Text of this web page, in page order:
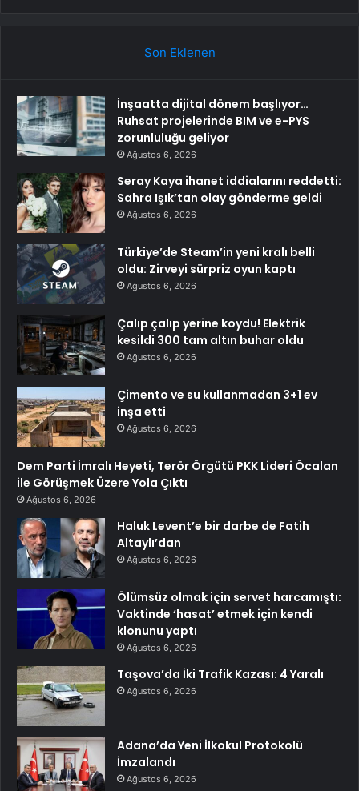
Son Eklenen
İnşaatta dijital dönem başlıyor…
Ruhsat projelerinde BIM ve e-PYS
zorunluluğu geliyor
Ağustos 6, 2026
Seray Kaya ihanet iddialarını reddetti:
Sahra Işık’tan olay gönderme geldi
Ağustos 6, 2026
Türkiye’de Steam’in yeni kralı belli
oldu: Zirveyi sürpriz oyun kaptı
Ağustos 6, 2026
Çalıp çalıp yerine koydu! Elektrik
kesildi 300 tam altın buhar oldu
Ağustos 6, 2026
Çimento ve su kullanmadan 3+1 ev
inşa etti
Ağustos 6, 2026
Dem Parti İmralı Heyeti, Terör Örgütü PKK Lideri Öcalan
ile Görüşmek Üzere Yola Çıktı
Ağustos 6, 2026
Haluk Levent’e bir darbe de Fatih
Altaylı’dan
Ağustos 6, 2026
Ölümsüz olmak için servet harcamıştı:
Vaktinde ‘hasat’ etmek için kendi
klonunu yaptı
Ağustos 6, 2026
Taşova’da İki Trafik Kazası: 4 Yaralı
Ağustos 6, 2026
Adana’da Yeni İlkokul Protokolü
İmzalandı
Ağustos 6, 2026